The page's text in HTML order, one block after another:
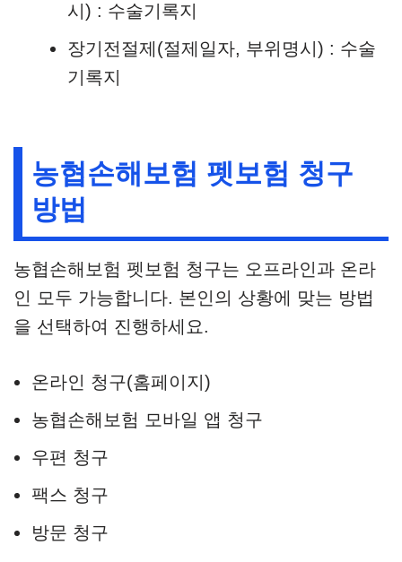
시) : 수술기록지
장기전절제(절제일자, 부위명시) : 수술
기록지
농협손해보험 펫보험 청구
방법
농협손해보험 펫보험 청구는 오프라인과 온라
인 모두 가능합니다. 본인의 상황에 맞는 방법
을 선택하여 진행하세요.
온라인 청구(홈페이지)
농협손해보험 모바일 앱 청구
우편 청구
팩스 청구
방문 청구